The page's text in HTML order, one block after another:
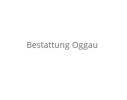
Bestattung Oggau